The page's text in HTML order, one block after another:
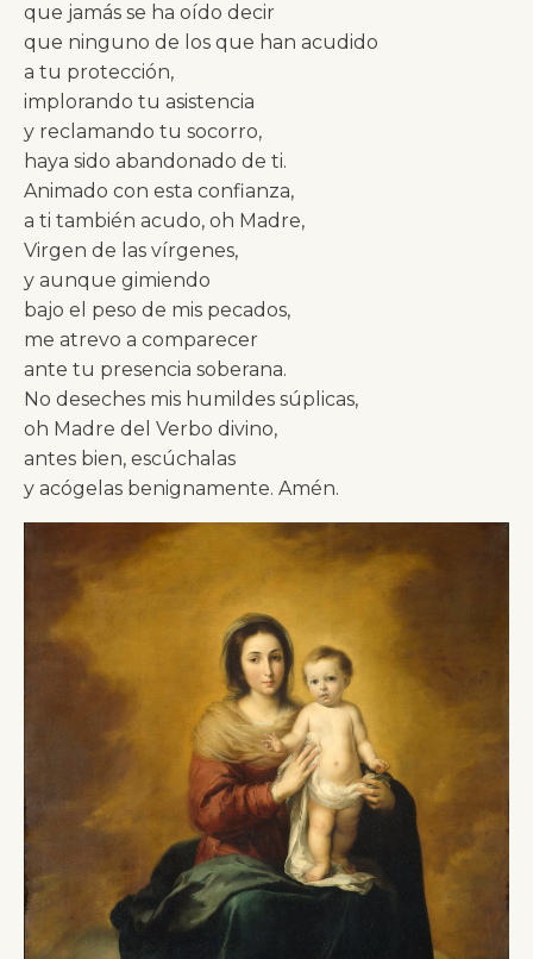
que jamás se ha oído decir
que ninguno de los que han acudido
a tu protección,
implorando tu asistencia
y reclamando tu socorro,
haya sido abandonado de ti.
Animado con esta confianza,
a ti también acudo, oh Madre,
Virgen de las vírgenes,
y aunque gimiendo
bajo el peso de mis pecados,
me atrevo a comparecer
ante tu presencia soberana.
No deseches mis humildes súplicas,
oh Madre del Verbo divino,
antes bien, escúchalas
y acógelas benignamente. Amén.